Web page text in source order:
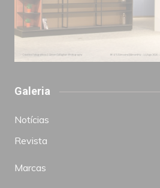
Galeria
Notícias
Revista
Marcas